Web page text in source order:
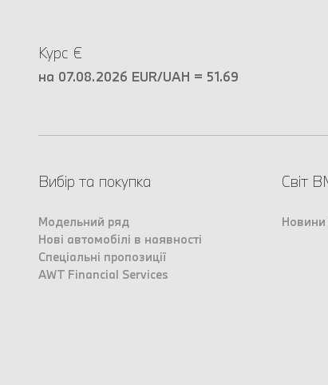
Курс €
на 07.08.2026 EUR/UAH = 51.69
Вибір та покупка
Модельний ряд
Нові автомобілі в наявності
Спеціальні пропозиції
AWT Financial Services
Світ
Новини